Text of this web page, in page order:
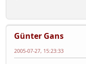
Günter Gans
2005-07-27, 15:23:33